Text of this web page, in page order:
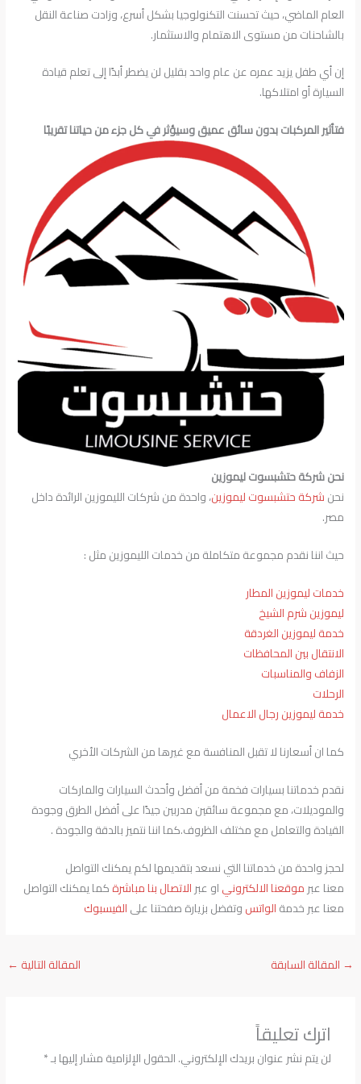
العام الماضي، حيث تحسنت التكنولوجيا بشكل أسرع، وزادت صناعة النقل
بالشاحنات من مستوى الاهتمام والاستثمار.
إن أي طفل يزيد عمره عن عام واحد بقليل لن يضطر أبدًا إلى تعلم قيادة
السيارة أو امتلاكها.
فتأثير المركبات بدون سائق عميق وسيؤثر في كل جزء من حياتنا تقريبًا
نحن شركة حتشبسوت ليموزين
نحنشركة حتشبسوت ليموزين، واحدة من شركات الليموزين الرائدة داخل
مصر.
حيث اننا نقدم مجموعة متكاملة من خدمات الليموزين مثل :
خدمات ليموزين المطار
ليموزين شرم الشيخ
خدمة ليموزين الغردقة
الانتقال بين المحافظات
الزفاف والمناسبات
الرحلات
خدمة ليموزين رجال الاعمال
كما ان أسعارنا لا تقبل المنافسة مع غيرها من الشركات الأخري
نقدم خدماتنا بسيارات فخمة من أفضل وأحدث السيارات والماركات
والموديلات، مع مجموعة سائقين مدربين جيدًا على أفضل الطرق وجودة
القيادة والتعامل مع مختلف الظروف.كما اننا نتميز بالدقة والجودة .
لحجز واحدة من خدماتنا التي نسعد بتقديمها لكم يمكنك التواصل
معنا عبرموقعنا الالكترونياو عبرالاتصال بنا مباشرةكما يمكنك التواصل
معنا عبر خدمةالواتسوتفضل بزيارة صفحتنا علىالفيسبوك
→ المقالة السابقة المقالة التالية ←
اترك تعليقاً
لن يتم نشر عنوان بريدك الإلكتروني.الحقول الإلزامية مشار إليها بـ*